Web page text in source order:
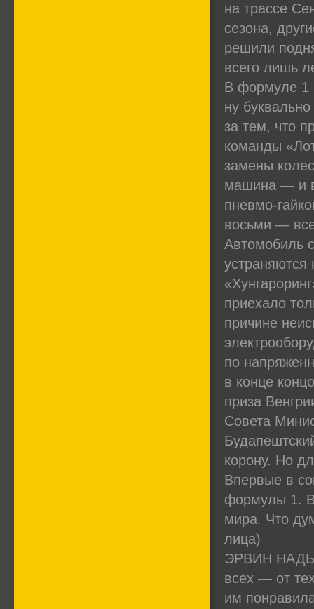
на трассе
сезона,
решили
всего лишь
В формуле 1
ну
за тем, что
команды
замены
машина — и в
пневмо-
восьми —
Автомобиль
устраняются
приехало
причине
по
в конце
приза
Совета
корону. Но
Впервые в
формулы 1.
мира. Что
лица)
ЭРВИН НАДЬ,
всех — от
им